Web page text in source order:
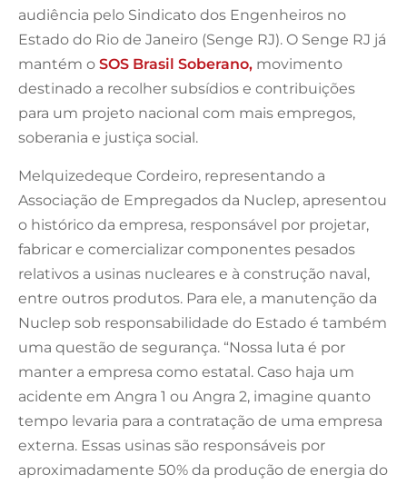
audiência pelo Sindicato dos Engenheiros no
Estado do Rio de Janeiro (Senge RJ). O Senge RJ já
mantém o SOS Brasil Soberano, movimento
destinado a recolher subsídios e contribuições
para um projeto nacional com mais empregos,
soberania e justiça social.
Melquizedeque Cordeiro, representando a
Associação de Empregados da Nuclep, apresentou
o histórico da empresa, responsável por projetar,
fabricar e comercializar componentes pesados
relativos a usinas nucleares e à construção naval,
entre outros produtos. Para ele, a manutenção da
Nuclep sob responsabilidade do Estado é também
uma questão de segurança. “Nossa luta é por
manter a empresa como estatal. Caso haja um
acidente em Angra 1 ou Angra 2, imagine quanto
tempo levaria para a contratação de uma empresa
externa. Essas usinas são responsáveis por
aproximadamente 50% da produção de energia do